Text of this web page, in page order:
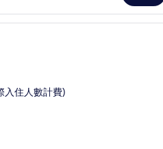
羽絨被、書桌、遮光布/窗簾、
入住人數計費)